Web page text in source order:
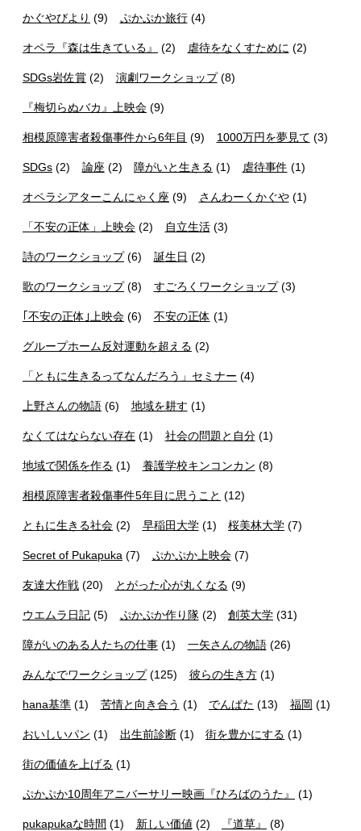
かぐやびより (9) ぷかぷか旅行(4)
オペラ『森は生きている』 (2) 虐待をなくすために (2)
SDGs岩佐賞 (2) 演劇ワークショップ(8)
『梅切らぬバカ』上映会 (9)
相模原障害者殺傷事件から6年目 (9) 1000万円を夢見て (3)
SDGs (2) 論座 (2) 障がいと生きる (1) 虐待事件 (1)
オペラシアターこんにゃく座 (9) さんわーくかぐや(1)
「不安の正体」上映会 (2) 自立生活(3)
詩のワークショップ(6) 誕生日 (2)
歌のワークショップ(8) すごろくワークショップ(3)
｢不安の正体｣上映会 (6) 不安の正体 (1)
グループホーム反対運動を超える (2)
「ともに生きるってなんだろう」セミナー (4)
上野さんの物語 (6) 地域を耕す (1)
なくてはならない存在 (1) 社会の問題と自分(1)
地域で関係を作る (1) 養護学校キンコンカン (8)
相模原障害者殺傷事件5年目に思うこと (12)
ともに生きる社会 (2) 早稲田大学(1) 桜美林大学 (7)
Secret of Pukapuka (7) ぷかぷか上映会(7)
友達大作戦 (20) とがった心が丸くなる (9)
ウエムラ日記 (5) ぷかぷか作り隊(2) 創英大学 (31)
障がいのある人たちの仕事 (1) 一矢さんの物語(26)
みんなでワークショップ(125) 彼らの生き方(1)
hana基準 (1) 苦情と向き合う (1) でんぱた (13) 福岡 (1)
おいしいパン (1) 出生前診断(1) 街を豊かにする (1)
街の価値を上げる (1)
ぷかぷか10周年アニバーサリー映画『ひろばのうた』 (1)
pukapukaな時間 (1) 新しい価値 (2) 『道草』 (8)